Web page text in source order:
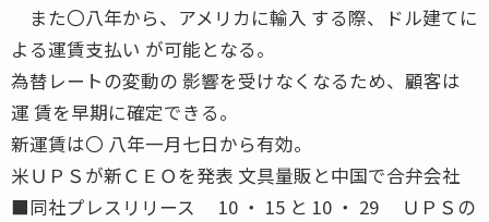
また〇八年から、アメリカに輸入 する際、ドル建てに
よる運賃支払い が可能となる。
為替レートの変動の 影響を受けなくなるため、顧客は
運 賃を早期に確定できる。
新運賃は〇 八年一月七日から有効。
米ＵＰＳが新ＣＥＯを発表 文具量販と中国で合弁会社
■同社プレスリリース 10 ・ 15 と 10 ・ 29 ＵＰＳの